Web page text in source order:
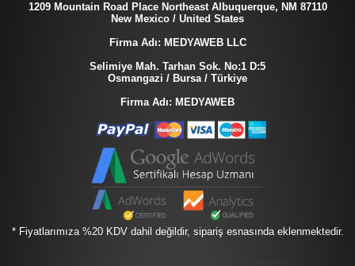
1209 Mountain Road Place Northeast Albuquerque, NM 87110
New Mexico / United States
Firma Adı: MEDYAWEB LLC
Selimiye Mah. Tarhan Sok. No:1 D:5
Osmangazi / Bursa / Türkiye
Firma Adı: MEDYAWEB
* Fiyatlarımıza %20 KDV dahil değildir, sipariş esnasında eklenmektedir.